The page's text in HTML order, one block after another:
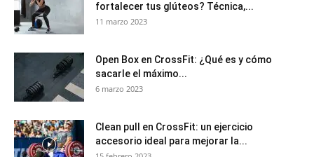
fortalecer tus glúteos? Técnica,...
11 marzo 2023
Open Box en CrossFit: ¿Qué es y cómo
sacarle el máximo...
6 marzo 2023
Clean pull en CrossFit: un ejercicio
accesorio ideal para mejorar la...